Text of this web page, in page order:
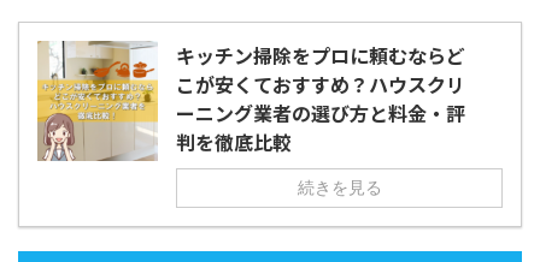
キッチン掃除をプロに頼むならど
こが安くておすすめ？ハウスクリ
ーニング業者の選び方と料金・評
判を徹底比較
続きを見る